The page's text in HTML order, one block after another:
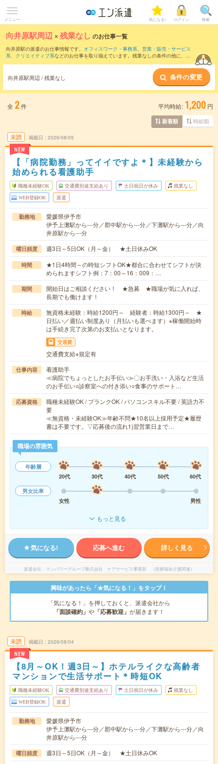
メニュー 気になる! ログイン 検索
向井原駅周辺 ×残業なし のお仕事一覧
向井原駅の派遣のお仕事情報です。 オフィスワーク・事務系、 営業・販売・サービス
系、 クリエイティブ系などのお仕事を取り揃えています。残業なしの条件の他に、 交
向井原駅周辺 / 残業なし 条件の変更
全 2件 平均時給: 1,200 円
新着順 時給順
未読
NEW
掲載日 2026/08/05
【「病院勤務」ってイイですよ＊】未経験から
始められる看護助手
職種未経験OK 交通費別途支給あり 土日祝日が休み 残業なし
WEB登録OK 派遣
勤務地
愛媛県伊予市
伊予上灘駅から---分／郡中駅から---分／下灘駅から---分／向
井原駅から---分
曜日頻度 週3日～5日OK（月～金） ★土日休みOK
時間
★1日4時間～の時短シフトOK★都合に合わせてシフトが決
められますシフト例：7：00～16：009：…
期間
開始日はご相談ください！ ★急募 ★職場が気に入れば、
長期でも働けます！
時給
無資格未経験：時給1200円～ 経験者：時給1300円～ ★
日払い／週払い制度あり（月払いも選べます）※稼働開始時
は手続き完了次第のお支払いとなります。
交通費
交通費支給※規定有
仕事内容
看護助手
≪病院でちょっとしたお手伝い≫〇お手洗い・入浴など生活
のお手伝い○診察室への付き添い○食事のサポート…
応募資格
職種未経験OK / ブランクOK / パソコンスキル不要 / 英語力不
要
≪無資格・未経験OK≫年齢不問★10名以上採用予定★履歴
書は不要です。▽応募後の流れ1)翌営業日まで…
職場の雰囲気
年齢層
20代
30代 40代 50代
60代
男女比率
女性
男性
もっと見る
気になる! 応募へ進む 詳しく見る
派遣会社 マンパワーグループ株式会社 ケアサービス事業部 （医療福祉介護関連）
興味があったら「★気になる！」をタップ！
「気になる！」を押しておくと、派遣会社から
「面談確約」 や 「応募歓迎」 が届きます！
未読
NEW
掲載日 2026/08/04
【8月～OK！週3日～】ホテルライクな高齢者
マンションで生活サポート＊時短OK
職種未経験OK 交通費別途支給あり 土日祝日が休み 残業なし
WEB登録OK 派遣
勤務地
愛媛県伊予市
伊予上灘駅から---分／郡中駅から---分／下灘駅から---分／向
井原駅から---分
曜日頻度 週3日～5日OK（月～金） ★土日休みOK